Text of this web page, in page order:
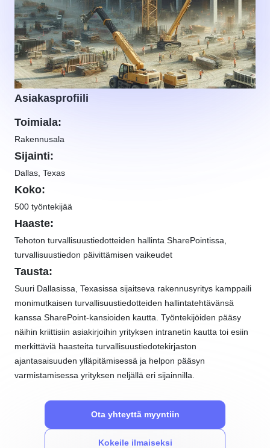
Asiakasprofiili
Toimiala:
Rakennusala
Sijainti:
Dallas, Texas
Koko:
500 työntekijää
Haaste:
Tehoton turvallisuustiedotteiden hallinta SharePointissa,
turvallisuustiedon päivittämisen vaikeudet
Tausta:
Suuri Dallasissa, Texasissa sijaitseva rakennusyritys kamppaili
monimutkaisen turvallisuustiedotteiden hallintatehtävänsä
kanssa SharePoint-kansioiden kautta. Työntekijöiden pääsy
näihin kriittisiin asiakirjoihin yrityksen intranetin kautta toi esiin
merkittäviä haasteita turvallisuustiedotekirjaston
ajantasaisuuden ylläpitämisessä ja helpon pääsyn
varmistamisessa yrityksen neljällä eri sijainnilla.
Ota yhteyttä myyntiin
Kokeile ilmaiseksi